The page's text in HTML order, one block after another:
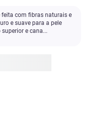
feita com fibras naturais e
e suave para a pele
e cana...